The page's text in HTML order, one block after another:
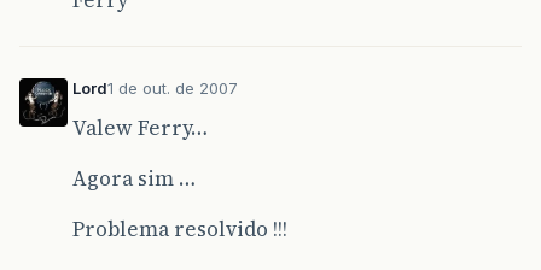
Lord1 de out. de 2007
Valew Ferry…
Agora sim …
Problema resolvido !!!